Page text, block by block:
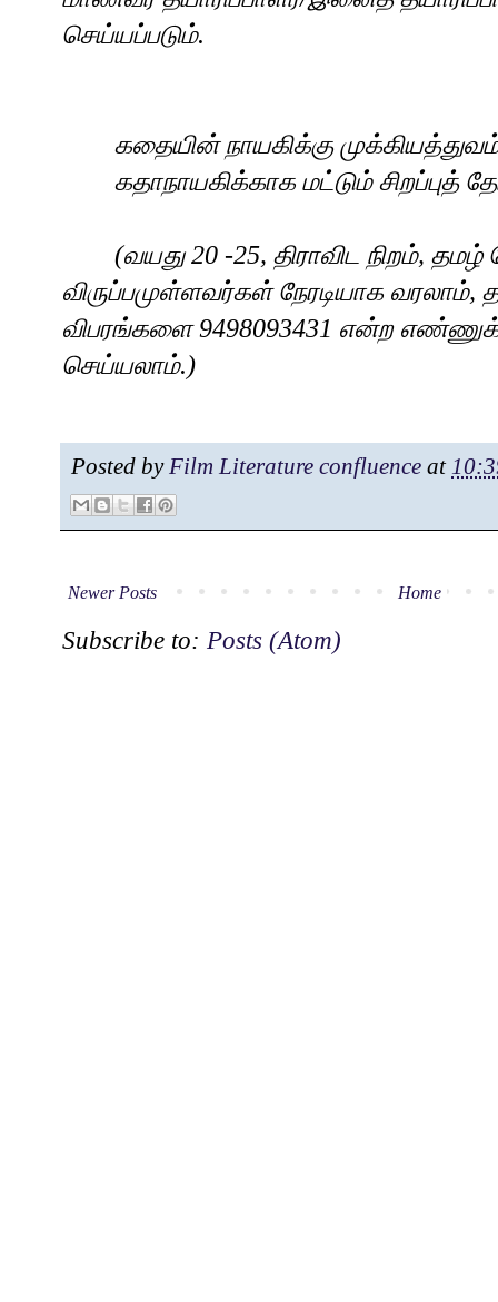
செய்யப்படும்.
கதையின் நாயகிக்கு
கதாநாயகிக்காக மட்டும் சிறப்புத்
(வயது20 -25,திராவிட நிறம்,தமழ்
விருப்பமுள்ளவர்கள் நேரடியாக வரலாம்,
விபரங்களை9498093431 என்ற
செய்யலாம்.)
Posted by Film Literature confluence at
Newer Posts Home
Subscribe to: Posts (Atom)